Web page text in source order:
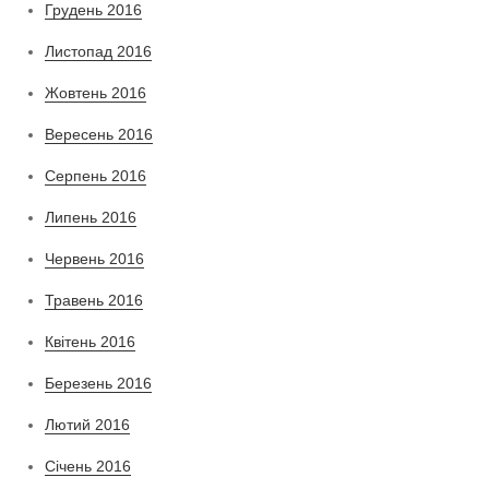
Грудень 2016
Листопад 2016
Жовтень 2016
Вересень 2016
Серпень 2016
Липень 2016
Червень 2016
Травень 2016
Квітень 2016
Березень 2016
Лютий 2016
Січень 2016